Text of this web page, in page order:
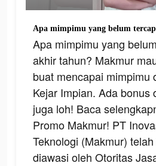
Apa mimpimu yang
akhir tahun? Makmur
buat mencapai mimpimu
Kejar Impian. Ada bonus
juga loh! Baca
Promo Makmur! PT
Teknologi (Makmur)
diawasi oleh Otoritas